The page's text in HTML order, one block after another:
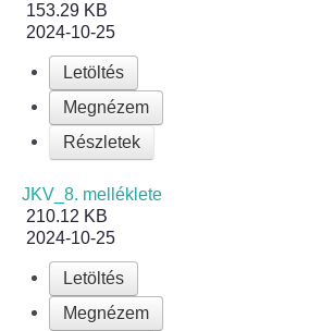
Bölcskei Önkéntes Tűzoltó
Bölcskei Néptánc Egyesület
Bölcskei Polgárőrség
Bölcskei Klímakör
HIVATAL
Szervezeti felépítés
153.29 KB
2024-10-25
Letöltés
Megnézem
Részletek
JKV_8. melléklete
210.12 KB
2024-10-25
Letöltés
Megnézem